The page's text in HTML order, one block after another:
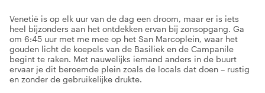
Venetië is op elk uur van de dag een droom, maar er is iets
heel bijzonders aan het ontdekken ervan bij zonsopgang. Ga
om 6:45 uur met me mee op het San Marcoplein, waar het
gouden licht de koepels van de Basiliek en de Campanile
begint te raken. Met nauwelijks iemand anders in de buurt
ervaar je dit beroemde plein zoals de locals dat doen – rustig
en zonder de gebruikelijke drukte.